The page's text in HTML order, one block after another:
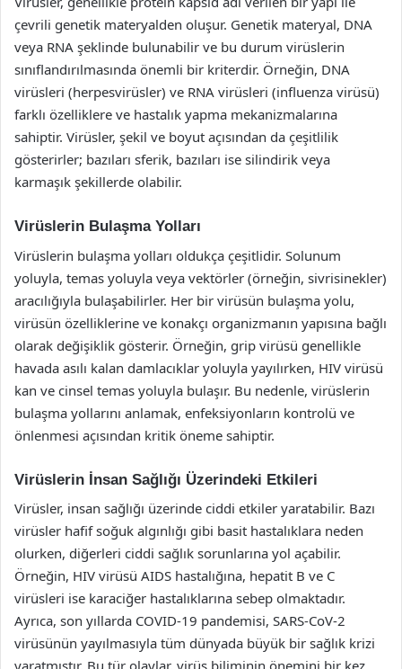
çevrili genetik materyalden oluşur. Genetik materyal, DNA
veya RNA şeklinde bulunabilir ve bu durum virüslerin
sınıflandırılmasında önemli bir kriterdir. Örneğin, DNA
virüsleri (herpesvirüsler) ve RNA virüsleri (influenza virüsü)
farklı özelliklere ve hastalık yapma mekanizmalarına
sahiptir. Virüsler, şekil ve boyut açısından da çeşitlilik
gösterirler; bazıları sferik, bazıları ise silindirik veya
karmaşık şekillerde olabilir.
Virüslerin Bulaşma Yolları
Virüslerin bulaşma yolları oldukça çeşitlidir. Solunum
yoluyla, temas yoluyla veya vektörler (örneğin, sivrisinekler)
aracılığıyla bulaşabilirler. Her bir virüsün bulaşma yolu,
virüsün özelliklerine ve konakçı organizmanın yapısına bağlı
olarak değişiklik gösterir. Örneğin, grip virüsü genellikle
havada asılı kalan damlacıklar yoluyla yayılırken, HIV virüsü
kan ve cinsel temas yoluyla bulaşır. Bu nedenle, virüslerin
bulaşma yollarını anlamak, enfeksiyonların kontrolü ve
önlenmesi açısından kritik öneme sahiptir.
Virüslerin İnsan Sağlığı Üzerindeki Etkileri
Virüsler, insan sağlığı üzerinde ciddi etkiler yaratabilir. Bazı
virüsler hafif soğuk algınlığı gibi basit hastalıklara neden
olurken, diğerleri ciddi sağlık sorunlarına yol açabilir.
Örneğin, HIV virüsü AIDS hastalığına, hepatit B ve C
virüsleri ise karaciğer hastalıklarına sebep olmaktadır.
Ayrıca, son yıllarda COVID-19 pandemisi, SARS-CoV-2
virüsünün yayılmasıyla tüm dünyada büyük bir sağlık krizi
yaratmıştır. Bu tür olaylar, virüs biliminin önemini bir kez